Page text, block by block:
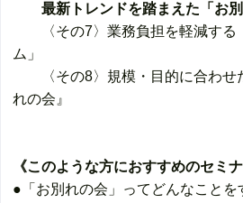
最新トレンドを踏まえた「お別
〈その7〉業務負担を軽減する
ム」
〈その8〉規模・目的に合わせ
れの会』
《このような方におすすめのセミナ
●「お別れの会」ってどんなことを